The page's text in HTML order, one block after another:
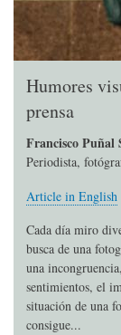
Humores
prensa
Francisco Puñal
Periodista,
Article in English
Cada día miro
busca de una
una
sentimientos, el
situación de una
consigue...